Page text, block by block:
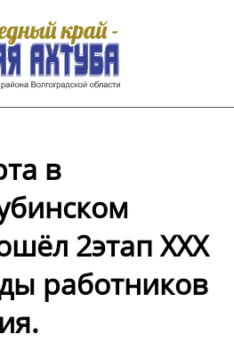
в
2этап ХХХ
работников